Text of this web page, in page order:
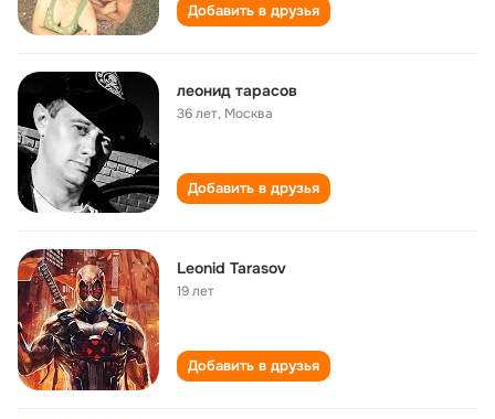
Добавить в друзья
леонид тарасов
36 лет, Москва
Добавить в друзья
Leonid Tarasov
19 лет
Добавить в друзья